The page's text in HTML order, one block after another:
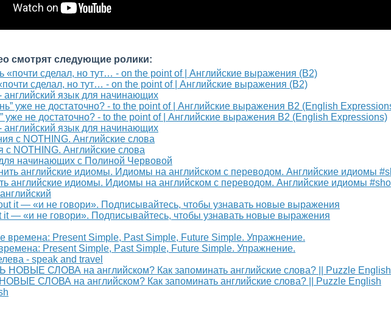
смотрят следующие ролики:
сделал, но тут… - on the point of | Английские выражения (B2)
английский язык для начинающих
уже не достаточно? - to the point of | Английские выражения B2 (English Expressions)
английский язык для начинающих
NOTHING. Английские слова
начинающих с Полиной Червовой
английские идиомы. Идиомы на английском с переводом. Английские идиомы
it — «и не говори». Подписывайтесь, чтобы узнавать новые выражения
Present Simple, Past Simple, Future Simple. Упражнение.
- speak and travel
СЛОВА на английском? Как запоминать английские слова? || Puzzle English